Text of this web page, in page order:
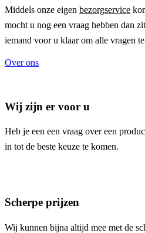
Middels onze eigen bezorgservice
mocht u nog een vraag hebben dan
iemand voor u klaar om alle vragen
Over ons
Wij zijn er voor u
Heb je een een vraag over een
in tot de beste keuze te komen.
Scherpe prijzen
Wij kunnen bijna altijd mee met de